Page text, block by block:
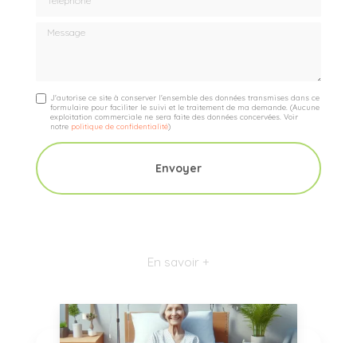
Message
J'autorise ce site à conserver l'ensemble des données transmises dans ce
formulaire pour faciliter le suivi et le traitement de ma demande.(Aucune
exploitation commerciale ne sera faite des données concervées. Voir
notre politique de confidentialité)
En savoir +